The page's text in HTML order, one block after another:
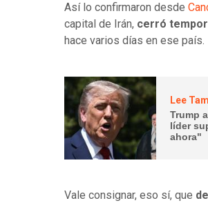
Así lo confirmaron desde
capital de Irán, cerró
hace varios días en ese país.
Lee
Trump
líder
ahora"
Vale consignar, eso sí, que